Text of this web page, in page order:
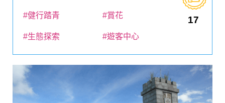
17
#健行踏青 #賞花
#生態探索 #遊客中心